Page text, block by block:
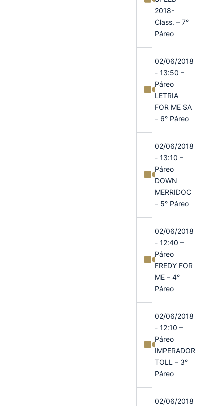
2018-
Class. – 7°
Páreo
02/06/2018
- 13:50 –
Páreo
LETRIA
FOR ME SA
– 6° Páreo
02/06/2018
- 13:10 –
Páreo
DOWN
MERRIDOC
– 5° Páreo
02/06/2018
- 12:40 –
Páreo
FREDY FOR
ME – 4°
Páreo
02/06/2018
- 12:10 –
Páreo
IMPERADOR
TOLL – 3°
Páreo
02/06/2018